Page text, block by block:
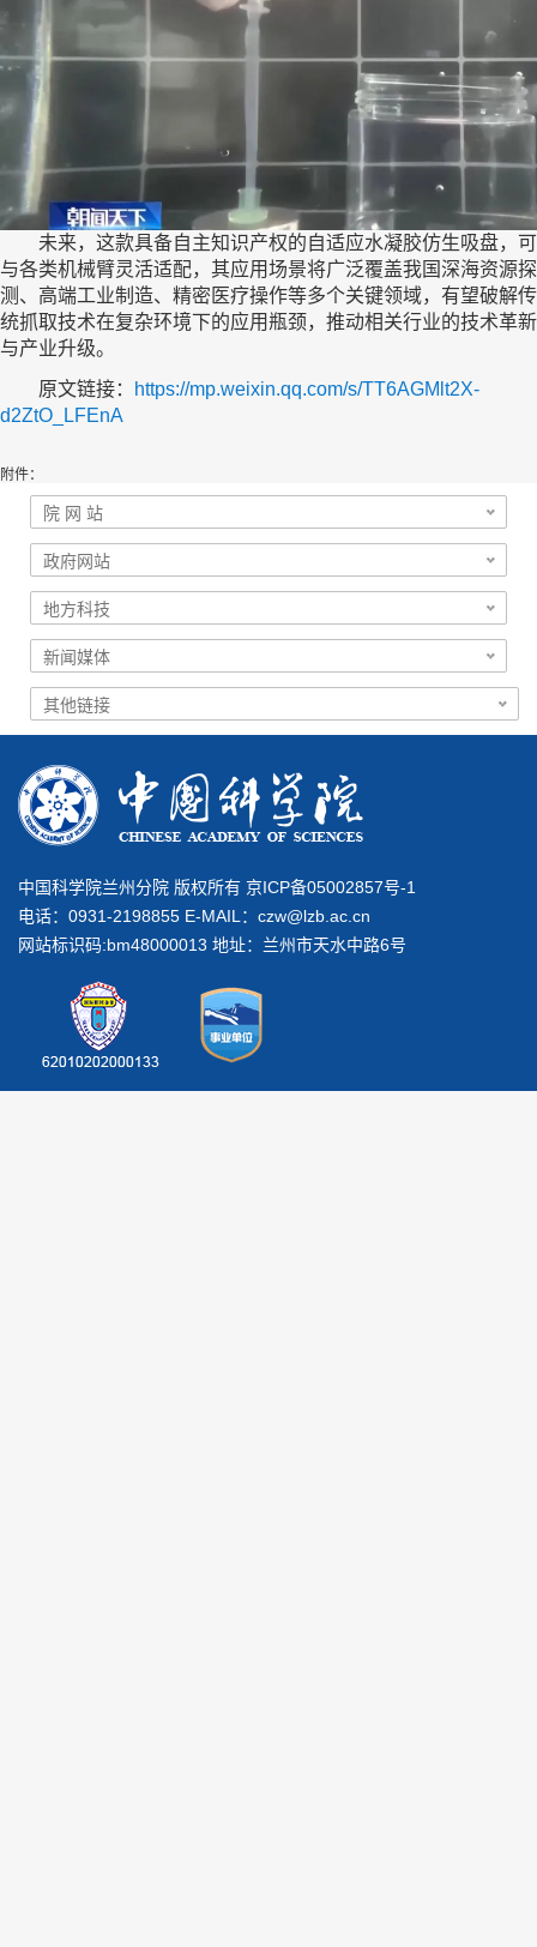
未来，这款具备自主知识产权的自适应水凝胶仿生吸盘，可
与各类机械臂灵活适配，其应用场景将广泛覆盖我国深海资源探
测、高端工业制造、精密医疗操作等多个关键领域，有望破解传
统抓取技术在复杂环境下的应用瓶颈，推动相关行业的技术革新
与产业升级。
原文链接：
https://mp.weixin.qq.com/s/TT6AGMlt2X-
d2ZtO_LFEnA
附件：
中国科学院兰州分院 版权所有 京ICP备05002857号-1
电话：0931-2198855 E-MAIL： czw@lzb.ac.cn
网站标识码:bm48000013 地址：兰州市天水中路6号